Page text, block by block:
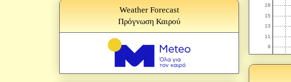
Weather Forecast
Πρόγνωση Καιρού